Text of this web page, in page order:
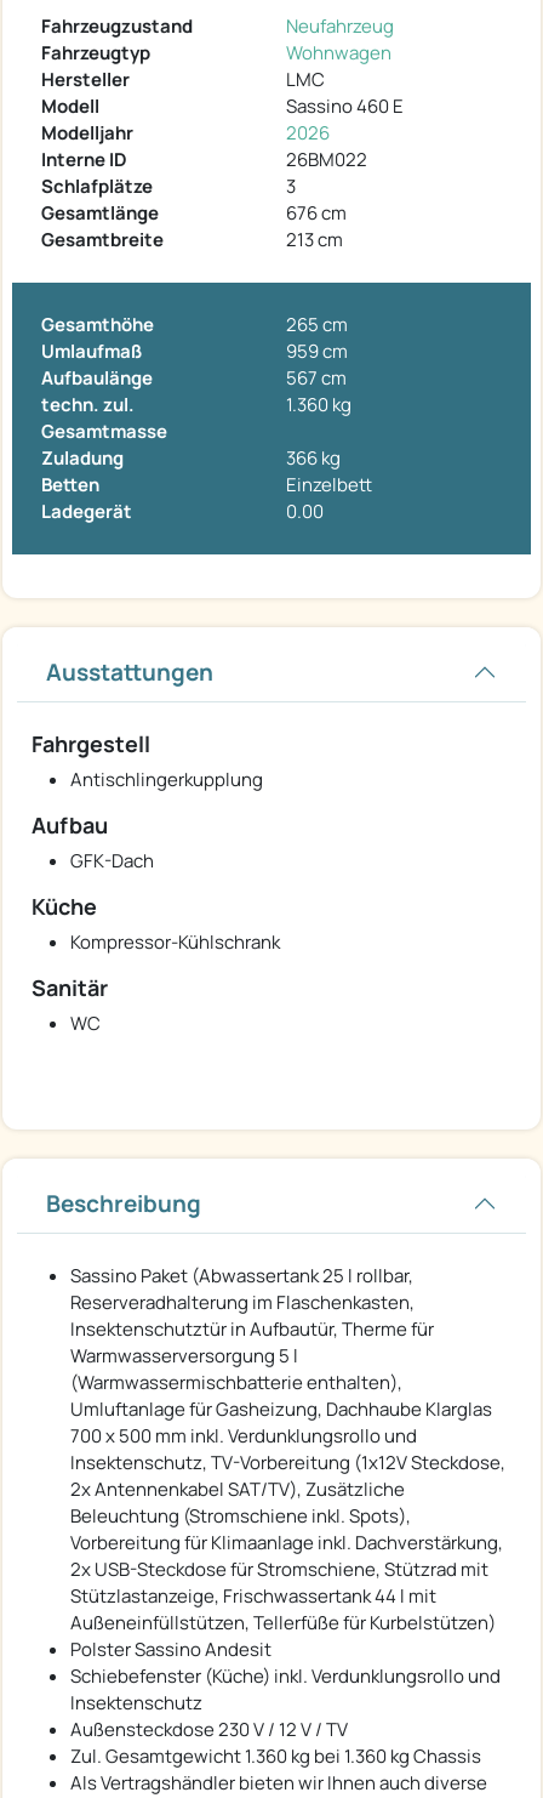
Fahrzeugzustand
Neufahrzeug
Fahrzeugtyp
Wohnwagen
Hersteller
LMC
Modell
Sassino 460 E
Modelljahr
2026
Interne ID
26BM022
Schlafplätze
3
Gesamtlänge
676 cm
Gesamtbreite
213 cm
Gesamthöhe
265 cm
Umlaufmaß
959 cm
Aufbaulänge
567 cm
techn. zul.
Gesamtmasse
1.360 kg
Zuladung
366 kg
Betten
Einzelbett
Ladegerät
0.00
Ausstattungen
Fahrgestell
Antischlingerkupplung
Aufbau
GFK-Dach
Küche
Kompressor-Kühlschrank
Sanitär
WC
Beschreibung
Sassino Paket (Abwassertank 25 l rollbar,
Reserveradhalterung im Flaschenkasten,
Insektenschutztür in Aufbautür, Therme für
Warmwasserversorgung 5 l
(Warmwassermischbatterie enthalten),
Umluftanlage für Gasheizung, Dachhaube Klarglas
700 x 500 mm inkl. Verdunklungsrollo und
Insektenschutz, TV-Vorbereitung (1x12V Steckdose,
2x Antennenkabel SAT/TV), Zusätzliche
Beleuchtung (Stromschiene inkl. Spots),
Vorbereitung für Klimaanlage inkl. Dachverstärkung,
2x USB-Steckdose für Stromschiene, Stützrad mit
Stützlastanzeige, Frischwassertank 44 l mit
Außeneinfüllstützen, Tellerfüße für Kurbelstützen)
Polster Sassino Andesit
Schiebefenster (Küche) inkl. Verdunklungsrollo und
Insektenschutz
Außensteckdose 230 V / 12 V / TV
Zul. Gesamtgewicht 1.360 kg bei 1.360 kg Chassis
Als Vertragshändler bieten wir Ihnen auch diverse